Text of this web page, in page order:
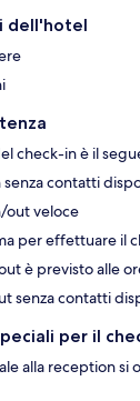
dell'hotel
check-in è il
senza contatti
out veloce
per effettuare il
è previsto alle
senza contatti
per il
alla reception si